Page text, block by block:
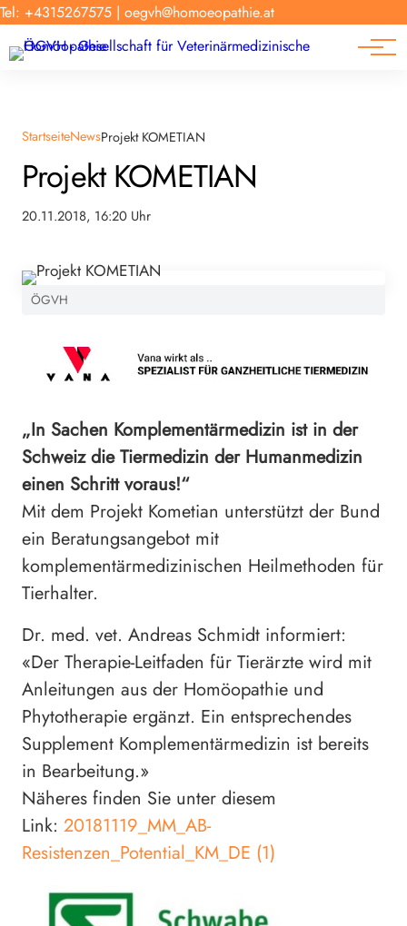
Tel: +4315267575 | oegvh@homoeopathie.at
Tierarzt-Suche
Forschung
News
StartseiteNewsProjekt KOMETIAN
Projekt KOMETIAN
20.11.2018, 16:20 Uhr
ÖGVH
„In Sachen Komplementärmedizin ist in der
Schweiz die Tiermedizin der Humanmedizin
einen Schritt voraus!“
Mit dem Projekt Kometian unterstützt der Bund
ein Beratungsangebot mit
komplementärmedizinischen Heilmethoden für
Tierhalter.
Dr. med. vet. Andreas Schmidt informiert:
«Der Therapie-Leitfaden für Tierärzte wird mit
Anleitungen aus der Homöopathie und
Phytotherapie ergänzt. Ein entsprechendes
Supplement Komplementärmedizin ist bereits
in Bearbeitung.»
Näheres finden Sie unter diesem
Link: 20181119_MM_AB-
Resistenzen_Potential_KM_DE (1)